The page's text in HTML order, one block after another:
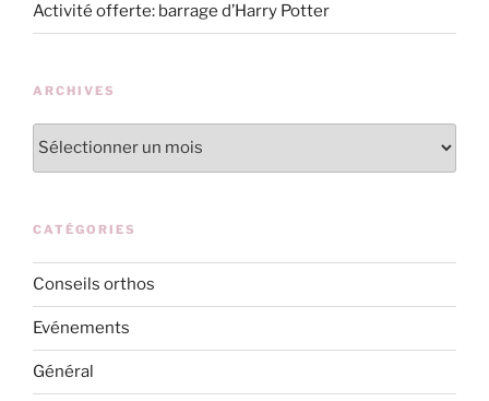
Activité offerte: barrage d’Harry Potter
ARCHIVES
Archives
CATÉGORIES
Conseils orthos
Evénements
Général